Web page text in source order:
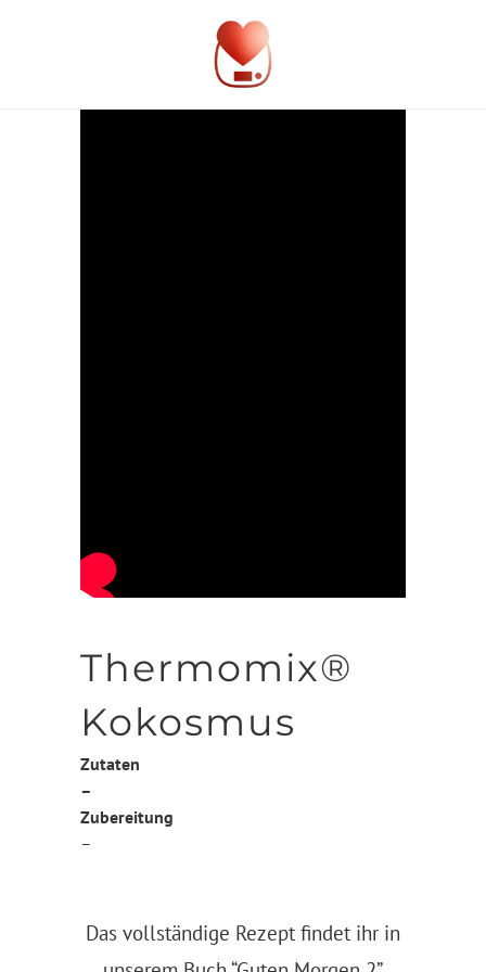
Thermomix®
Kokosmus
Zutaten
–
Zubereitung
–
Das vollständige Rezept findet ihr in